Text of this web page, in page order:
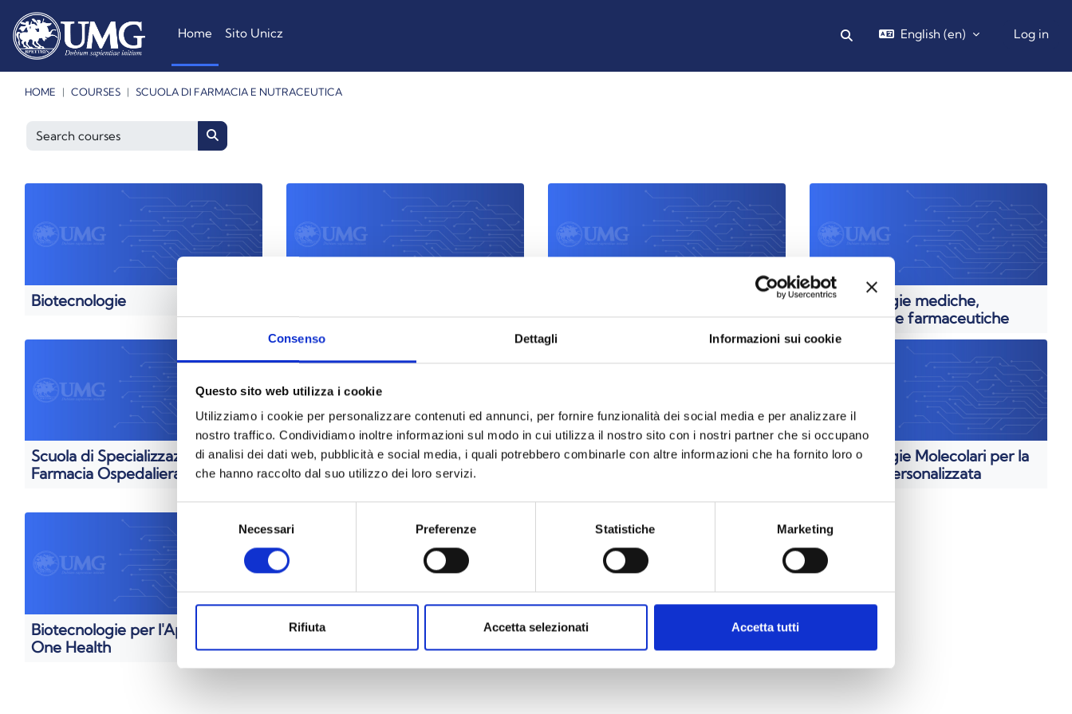
Consenso Dettagli Informazioni sui cookie
Questo sito web utilizza i cookie
Utilizziamo i cookie per personalizzare contenuti ed annunci, per fornire funzionalità dei social media e per analizzare il
nostro traffico. Condividiamo inoltre informazioni sul modo in cui utilizza il nostro sito con i nostri partner che si occupano
di analisi dei dati web, pubblicità e social media, i quali potrebbero combinarle con altre informazioni che ha fornito loro o
che hanno raccolto dal suo utilizzo dei loro servizi.
Selezione
Necessari Preferenze Statistiche Marketing
Rifiuta Accetta selezionati Accetta tutti
Home
Sito Unicz Toggle search input
English ‎(en)‎ Log in
HOME COURSES SCUOLA DI FARMACIA E NUTRACEUTICA
Search courses
Search courses
Biotecnologie
Produzioni Animali
Biotecnologie mediche,
veterinarie e farmaceutiche
Scuola di Specializzazione in
Farmacia Ospedaliera
Scienze Biologiche per
l'ambiente
Scienze e Tecnologie
Biotecnologie Molecolari per la
Medicina Personalizzata
Biotecnologie per l'Approccio
One Health
Biotecnologie Innovative per la
Salute
Scienze Chimiche e Cosmetiche